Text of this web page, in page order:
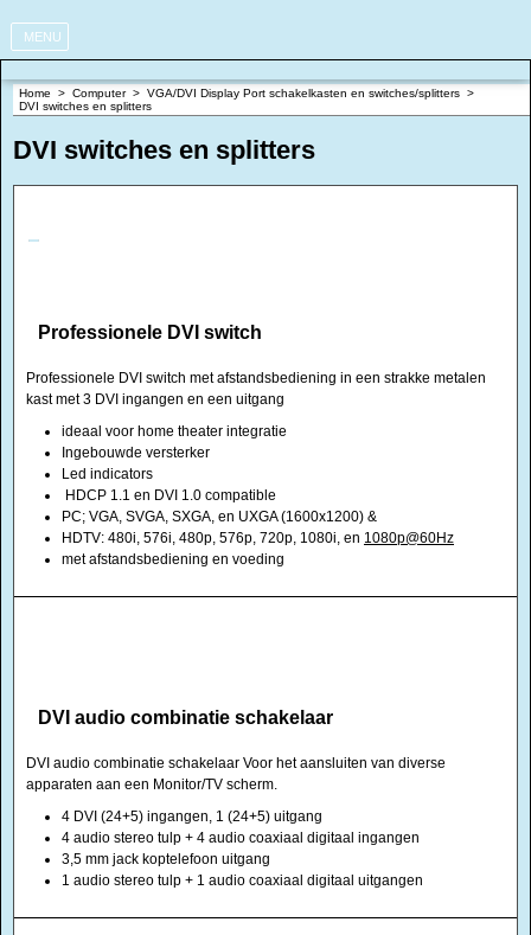
MENU
Home > Computer> VGA/DVI Display Port schakelkasten en switches/splitters >
DVI switches en splitters
DVI switches en splitters
Professionele DVI switch
Professionele DVI switch met afstandsbediening in een strakke metalen
kast met 3 DVI ingangen en een uitgang
ideaal voor home theater integratie
Ingebouwde versterker
Led indicators
HDCP 1.1 en DVI 1.0 compatible
PC; VGA, SVGA, SXGA, en UXGA (1600x1200) &
HDTV: 480i, 576i, 480p, 576p, 720p, 1080i, en 1080p@60Hz
met afstandsbediening en voeding
DVI audio combinatie schakelaar
DVI audio combinatie schakelaar Voor het aansluiten van diverse
apparaten aan een Monitor/TV scherm.
4 DVI (24+5) ingangen, 1 (24+5) uitgang
4 audio stereo tulp + 4 audio coaxiaal digitaal ingangen
3,5 mm jack koptelefoon uitgang
1 audio stereo tulp + 1 audio coaxiaal digitaal uitgangen